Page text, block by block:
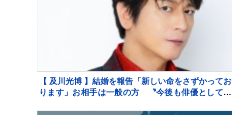
【 及川光博 】結婚を報告「新しい命をさずかってお
ります」お相手は一般の方 〝今後も俳優としてミ